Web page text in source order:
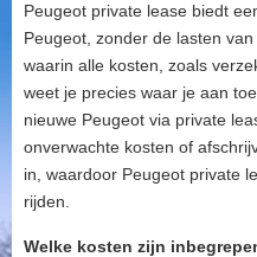
Peugeot private lease biedt
Peugeot, zonder de lasten
waarin alle kosten, zoals
weet je precies waar je aan
nieuwe Peugeot via private
onverwachte kosten of
in, waardoor Peugeot private
rijden.
Welke kosten zijn